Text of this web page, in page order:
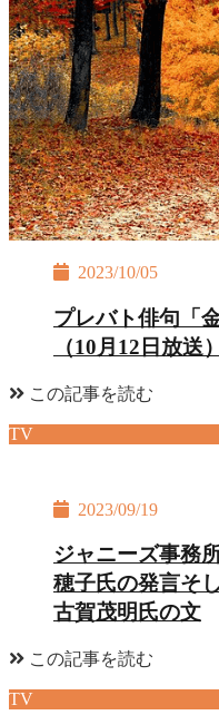
2023/10/05
プレバト俳句「
（10月12日放
この記事を読む
TV
2023/09/19
ジャニーズ事務
穂子氏の発言そ
古賀茂明氏の文
この記事を読む
TV